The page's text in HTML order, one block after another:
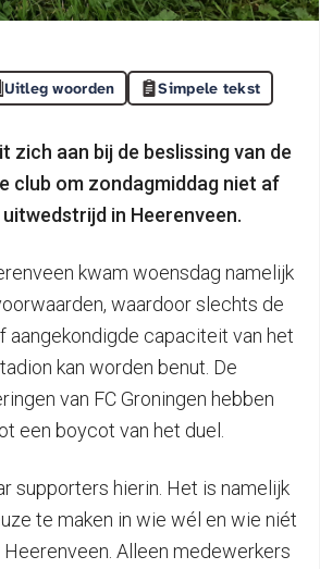
Uitleg woorden Simpele tekst
zich aan bij de beslissing van de
club om zondagmiddag niet af
in Heerenveen.
kwam woensdag namelijk
waardoor slechts de
aangekondigde capaciteit van het
kan worden benut. De
van FC Groningen hebben
een boycot van het duel.
supporters hierin. Het is namelijk
te maken in wie wél en wie niét
Alleen medewerkers